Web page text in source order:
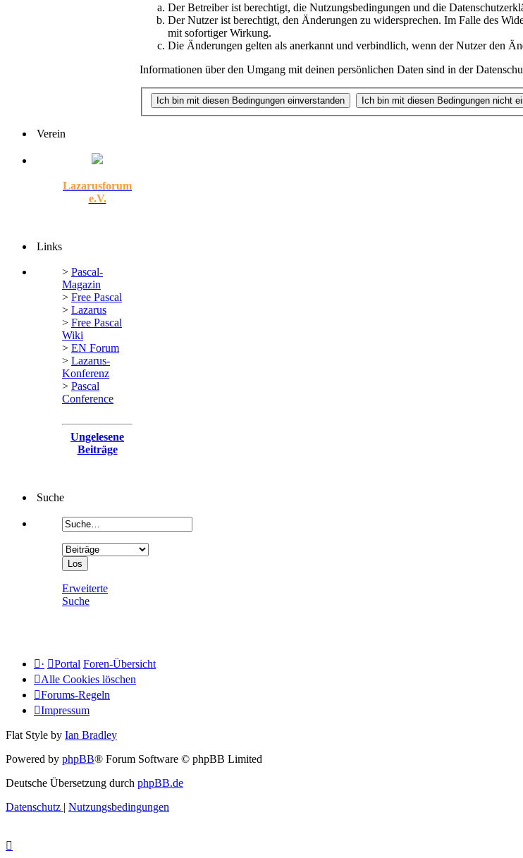
Der Betreiber ist berechtigt, die Nutzungsbedingungen und die
Der Nutzer ist berechtigt, den Änderungen zu widersprechen. Im Falle des
mit sofortiger Wirkung.
Die Änderungen gelten als anerkannt und verbindlich, wenn der Nutzer den
Informationen über den Umgang mit deinen persönlichen Daten sind in der
Verein
Lazarusforum
e.V.
Links
> Pascal-
Magazin
> Free Pascal
> Lazarus
> Free Pascal
Wiki
> EN Forum
> Lazarus-
Konferenz
> Pascal
Conference
Ungelesene
Beiträge
Suche
Erweiterte
Suche
· Portal Foren-Übersicht
Alle Cookies löschen
Forums-Regeln
Impressum
Flat Style by Ian Bradley
Powered by phpBB® Forum Software © phpBB Limited
Deutsche Übersetzung durch phpBB.de
Datenschutz | Nutzungsbedingungen